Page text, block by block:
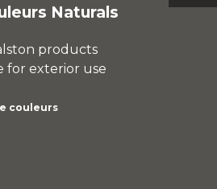
Naturals
products
for exterior use
couleurs